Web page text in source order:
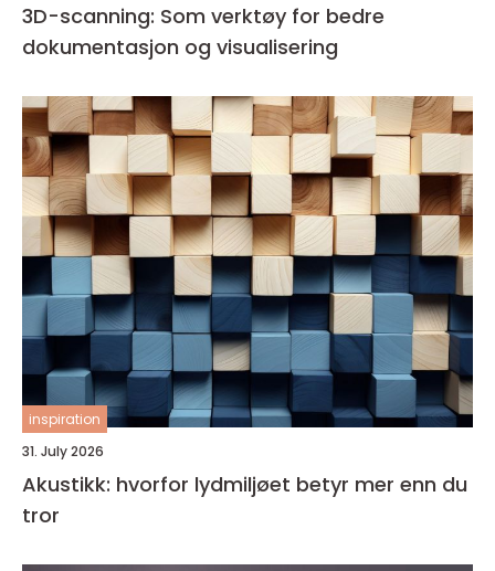
3D-scanning: Som verktøy for bedre
dokumentasjon og visualisering
inspiration
31. July 2026
Akustikk: hvorfor lydmiljøet betyr mer enn du
tror